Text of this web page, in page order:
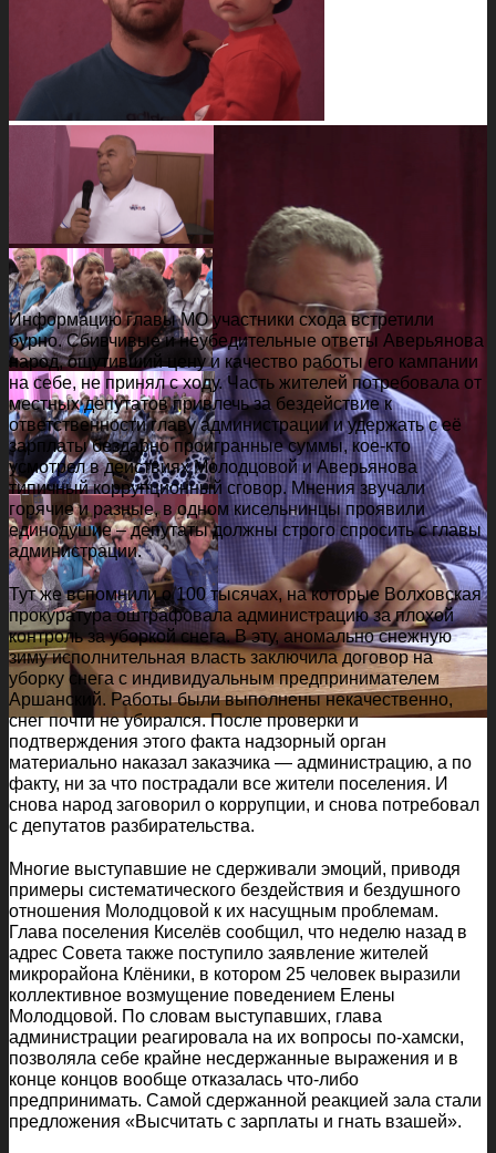
Информацию главы МО участники схода встретили
бурно. Сбивчивые и неубедительные ответы Аверьянова
народ, ощутивший цену и качество работы его кампании
на себе, не принял с ходу. Часть жителей потребовала от
местных депутатов привлечь за бездействие к
ответственности главу администрации и удержать с её
зарплаты бездарно проигранные суммы, кое-кто
усмотрел в действиях Молодцовой и Аверьянова
типичный коррупционный сговор. Мнения звучали
горячие и разные, в одном кисельнинцы проявили
единодушие – депутаты должны строго спросить с главы
администрации.
Тут же вспомнили о 100 тысячах, на которые Волховская
прокуратура оштрафовала администрацию за плохой
контроль за уборкой снега. В эту, аномально снежную
зиму исполнительная власть заключила договор на
уборку снега с индивидуальным предпринимателем
Аршанский. Работы были выполнены некачественно,
снег почти не убирался. После проверки и
подтверждения этого факта надзорный орган
материально наказал заказчика — администрацию, а по
факту, ни за что пострадали все жители поселения. И
снова народ заговорил о коррупции, и снова потребовал
с депутатов разбирательства.
Многие выступавшие не сдерживали эмоций, приводя
примеры систематического бездействия и бездушного
отношения Молодцовой к их насущным проблемам.
Глава поселения Киселёв сообщил, что неделю назад в
адрес Совета также поступило заявление жителей
микрорайона Клёники, в котором 25 человек выразили
коллективное возмущение поведением Елены
Молодцовой. По словам выступавших, глава
администрации реагировала на их вопросы по-хамски,
позволяла себе крайне несдержанные выражения и в
конце концов вообще отказалась что-либо
предпринимать. Самой сдержанной реакцией зала стали
предложения «Высчитать с зарплаты и гнать взашей».